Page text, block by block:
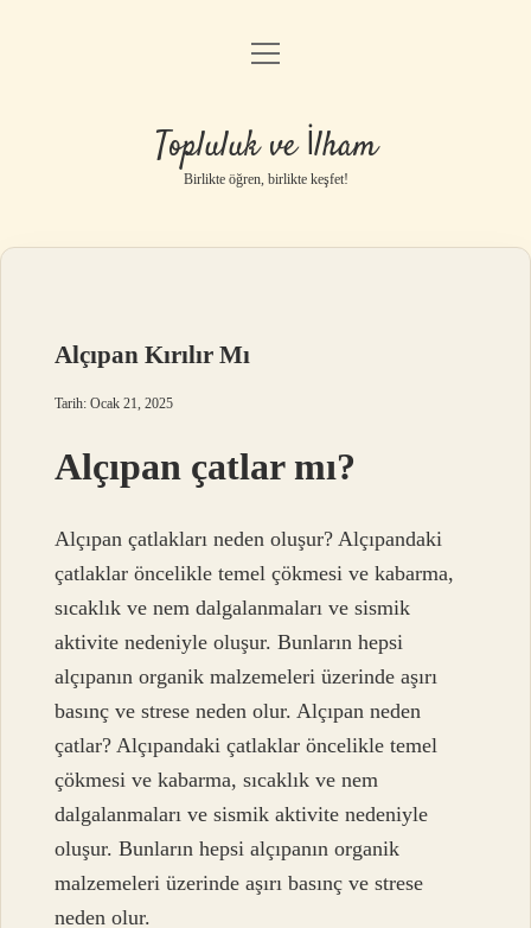
Anasayfa
Gizlilik Politikası
Yasal Uyarı
menüyü
Topluluk ve İlham
Birlikte öğren, birlikte keşfet!
Alçıpan Kırılır Mı
Tarih: Ocak 21, 2025
Alçıpan çatlar mı?
Alçıpan çatlakları neden oluşur? Alçıpandaki
çatlaklar öncelikle temel çökmesi ve kabarma,
sıcaklık ve nem dalgalanmaları ve sismik
aktivite nedeniyle oluşur. Bunların hepsi
alçıpanın organik malzemeleri üzerinde aşırı
basınç ve strese neden olur. Alçıpan neden
çatlar? Alçıpandaki çatlaklar öncelikle temel
çökmesi ve kabarma, sıcaklık ve nem
dalgalanmaları ve sismik aktivite nedeniyle
oluşur. Bunların hepsi alçıpanın organik
malzemeleri üzerinde aşırı basınç ve strese
neden olur.